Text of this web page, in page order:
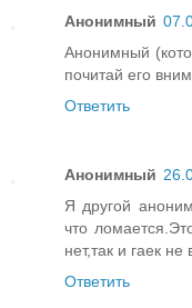
Анонимный
Анонимный
почитай его
Ответить
Анонимный
Я другой
что
нет,так и гаек не
Ответить